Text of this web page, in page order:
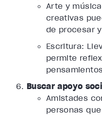
Arte y
creativas
de procesar
Escritura:
permite
Buscar apoyo
Amistades
personas